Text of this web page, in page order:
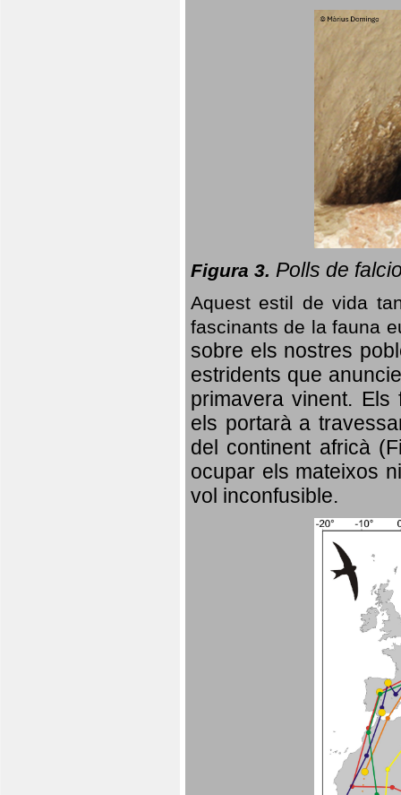
Figura 3. Polls de
Aquest estil de vida
fascinants de la fauna
sobre els nostres
estridents que
primavera vinent. Els
els portarà a
del continent africà
ocupar els mateixos
vol inconfusible.